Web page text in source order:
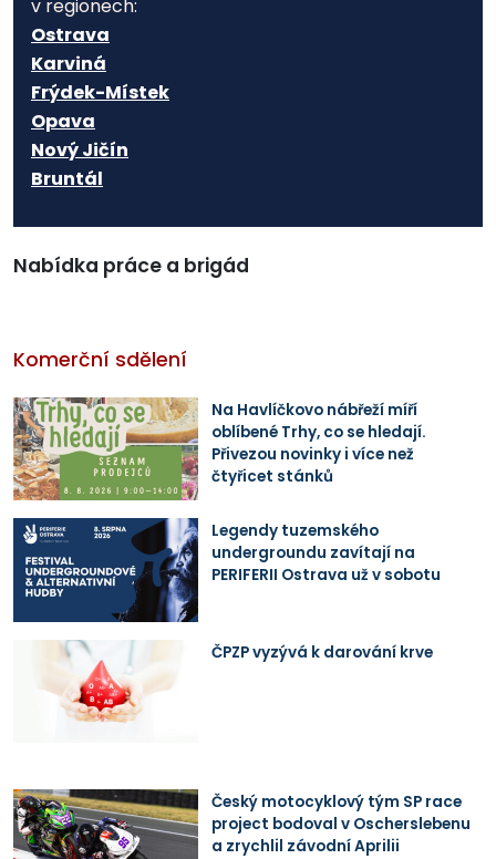
v regionech:
Ostrava
Karviná
Frýdek-Místek
Opava
Nový Jičín
Bruntál
Nabídka práce a brigád
Komerční sdělení
Na Havlíčkovo nábřeží míří
oblíbené Trhy, co se hledají.
Přivezou novinky i více než
čtyřicet stánků
Legendy tuzemského
undergroundu zavítají na
PERIFERII Ostrava už v sobotu
ČPZP vyzývá k darování krve
Český motocyklový tým SP race
project bodoval v Oscherslebenu
a zrychlil závodní Aprilii